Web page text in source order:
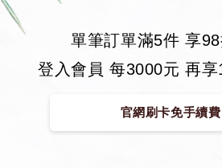
單筆訂單滿5件 享
登入會員 每3000元 再享
官網刷卡免手續費